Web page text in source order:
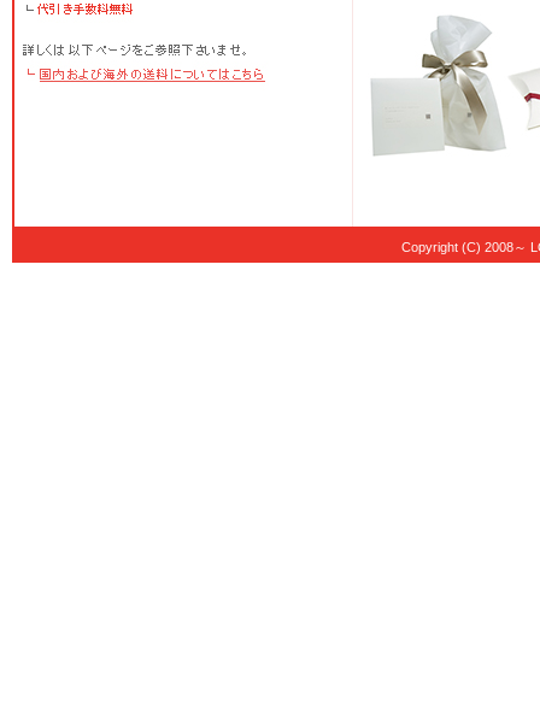
Copyright (C) 2008～